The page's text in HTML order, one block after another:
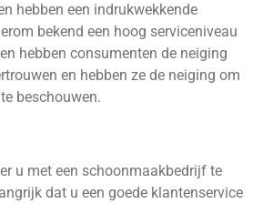
hebben een indrukwekkende
bekend een hoog serviceniveau
hebben consumenten de neiging
en hebben ze de neiging om
beschouwen.
u met een schoonmaakbedrijf te
dat u een goede klantenservice